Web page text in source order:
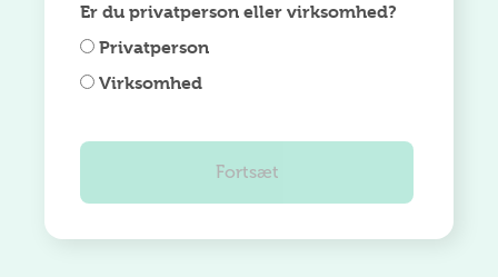
Er du privatperson eller virksomhed?
Privatperson
Virksomhed